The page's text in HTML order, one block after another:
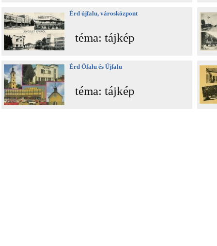
Érd újfalu, városközpont
téma: tájkép
Érd Ófalu és Újfalu
téma: tájkép